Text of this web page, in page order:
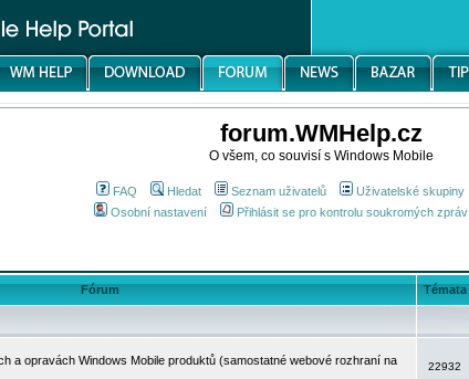
forum.WMHelp.cz
O všem, co souvisí s Windows Mobile
FAQ Hledat Seznam uživatelů Uživatelské skupiny
Osobní nastavení
Přihlásit se pro kontrolu soukromých zpráv
Fórum Témata
a opravách Windows Mobile produktů (samostatné webové rozhraní na
22932